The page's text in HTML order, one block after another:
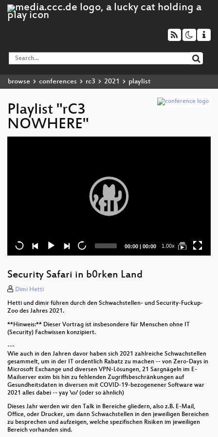
browse conferences rc3 2021 playlist
Playlist "rC3
NOWHERE"
Current
00:00 | Total
00:00 1.00x
Security Safari in b0rken Land
Dimi Hetti
Hetti und dimir führen durch den Schwachstellen- und Security-Fuckup-
Zoo des Jahres 2021.
**Hinweis:** Dieser Vortrag ist insbesondere für Menschen ohne IT
(Security) Fachwissen konzipiert.
---
Wie auch in den Jahren davor haben sich 2021 zahlreiche Schwachstellen
gesammelt, um in der IT ordentlich Rabatz zu machen -- von Zero-Days in
Microsoft Exchange und diversen VPN-Lösungen, 21 Sargnägeln im E-
Mailserver exim bis hin zu fehlenden Zugriffsbeschränkungen auf
Gesundheitsdaten in diversen mit COVID-19-bezogenener Software war
2021 alles dabei -- yay \o/ (oder so ähnlich)
Dieses Jahr werden wir den Talk in Bereiche gliedern, also z.B. E-Mail,
Office, oder Drucker, um dann Schwachstellen in den jeweiligen Bereichen
zu besprechen und aufzeigen, welche spezifischen Risiken im jeweiligen
Bereich vorhanden sind.